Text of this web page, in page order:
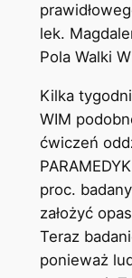
lek.
Pola Walki
Kilka
WIM
ćwiczeń
proc.
założyć
Teraz
ponieważ